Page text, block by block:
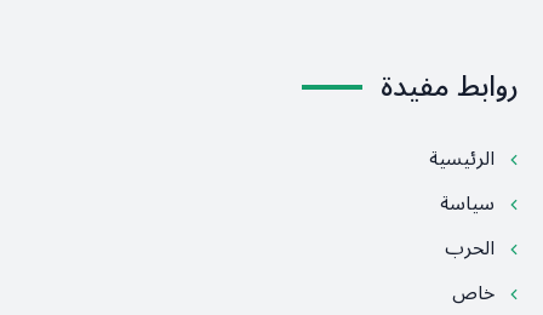
روابط مفيدة
الرئيسية
سياسة
الحرب
خاص